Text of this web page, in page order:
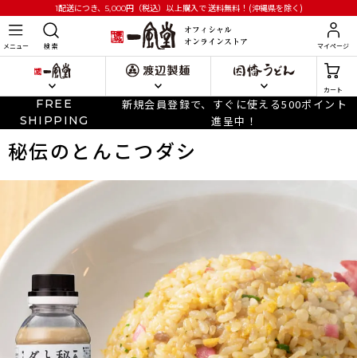
1配送につき、5,000円 （税込）以上購入で送料無料！(沖縄県を除く)
メニュー 検 索 マイページ
カート
FREE
SHIPPING
新規会員登録で、すぐに使える500ポイント
進呈中！
秘伝のとんこつダシ